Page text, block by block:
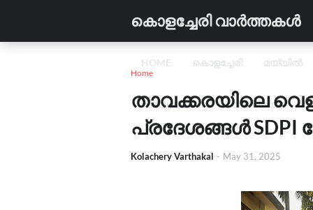
കൊളച്ചേരി വാർത്തകൾ
HOME കൊളച്ചേരി മയ്യിൽ
വിദ്യാഭ്യാസം വാണിജ്യം
Home
താവക്കരയിലെ
പ്രദേശങ്ങൾ SDPI
Kolachery Varthakal - May 31, 2025